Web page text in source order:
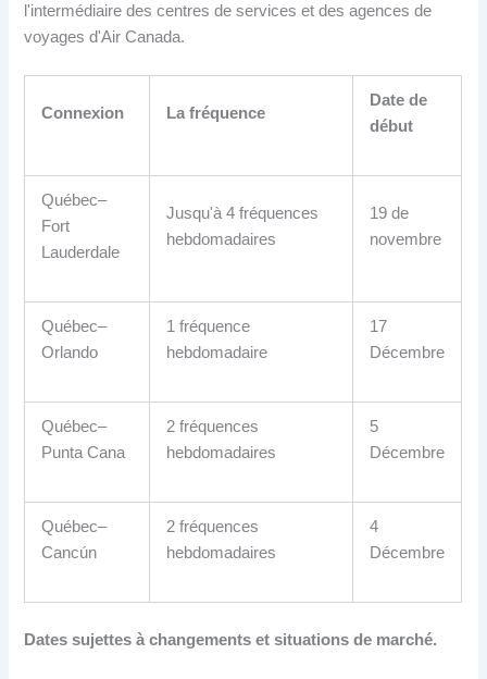
l'intermédiaire des centres de services et des agences de
voyages d'Air Canada.
Connexion La fréquence
Date de
début
Québec–
Fort
Lauderdale
Jusqu'à 4 fréquences
hebdomadaires
19 de
novembre
Québec–
Orlando
1 fréquence
hebdomadaire
17
Décembre
Québec–
Punta Cana
2 fréquences
hebdomadaires
5
Décembre
Québec–
Cancún
2 fréquences
hebdomadaires
4
Décembre
Dates sujettes à changements et situations de marché.